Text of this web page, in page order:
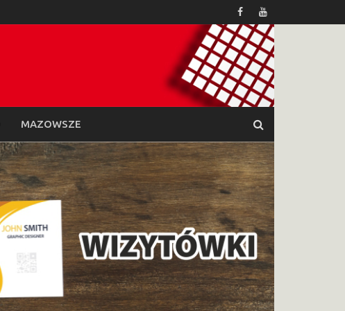
MAZOWSZE